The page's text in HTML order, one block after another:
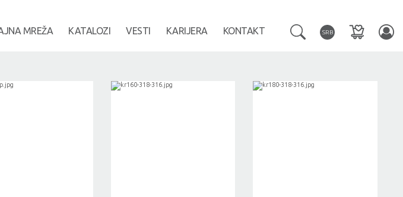
MREŽA KATALOZI VESTI KARIJERA KONTAKT SRB